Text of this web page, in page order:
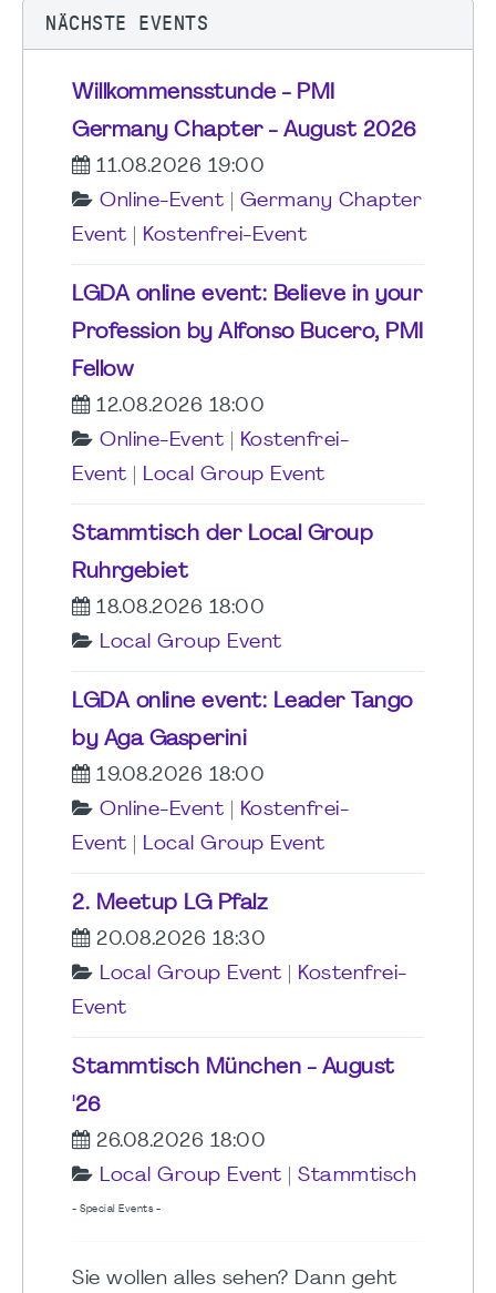
NÄCHSTE EVENTS
Willkommensstunde - PMI
Germany Chapter - August 2026
11.08.2026 19:00
Online-Event
Germany Chapter
Event
Kostenfrei-Event
LGDA online event: Believe in your
Profession by Alfonso Bucero, PMI
Fellow
12.08.2026 18:00
Online-Event
Kostenfrei-
Event
Local Group Event
Stammtisch der Local Group
Ruhrgebiet
18.08.2026 18:00
Local Group Event
LGDA online event: Leader Tango
by Aga Gasperini
19.08.2026 18:00
Online-Event
Kostenfrei-
Event
Local Group Event
2. Meetup LG Pfalz
20.08.2026 18:30
Local Group Event
Kostenfrei-
Event
Stammtisch München - August
'26
26.08.2026 18:00
Local Group Event
Stammtisch
- Special Events -
Sie wollen alles sehen? Dann geht